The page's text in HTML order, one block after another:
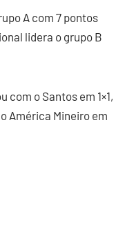
A com 7 pontos
lidera o grupo B
o Santos em 1×1,
América Mineiro em